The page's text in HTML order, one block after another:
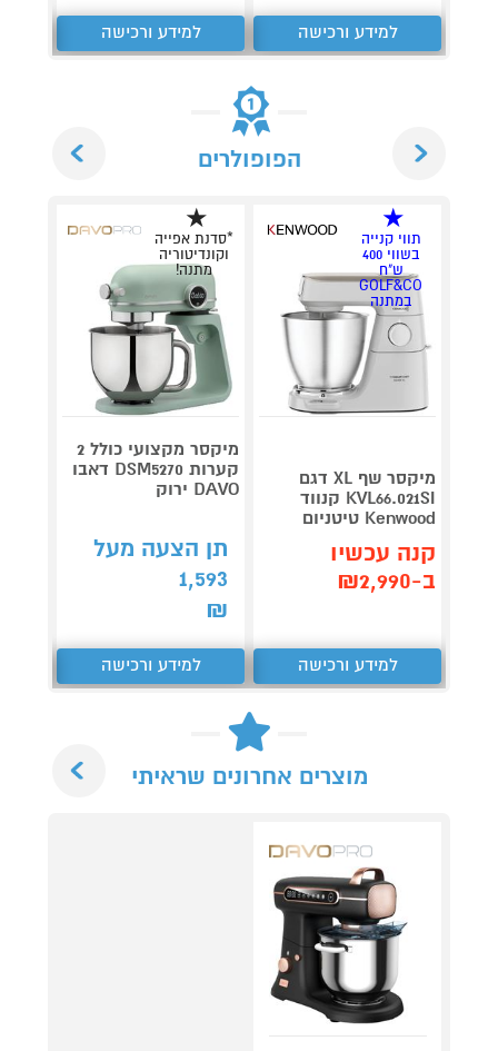
למידע ורכישה למידע ורכישה
הפופולרים
תווי קנייה
בשווי 400
ש"ח
GOLF&CO
במתנה
מיקסר שף XL דגם
KVL66.021SI קנווד
Kenwood טיטניום
קנה עכשיו
ב-₪2,990
למידע ורכישה
*סדנת אפייה
וקונדיטוריה
מתנה!
מיקסר מקצועי כולל 2
קערות DSM5270 דאבו
DAVO ירוק
תן הצעה מעל
1,593
₪
למידע ורכישה
מוצרים אחרונים שראיתי